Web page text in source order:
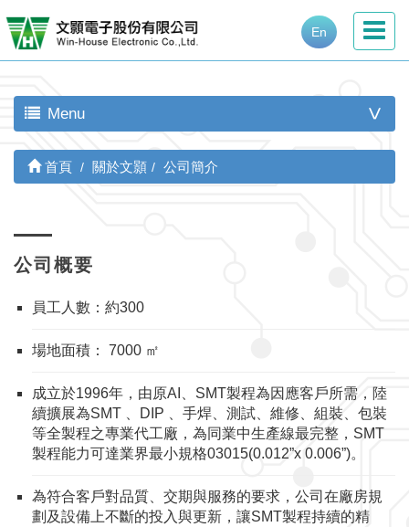
En
Menu >
首頁 關於文顥 公司簡介
公司概要
員工人數：約300
場地面積： 7000 ㎡
成立於1996年，由原AI、SMT製程為因應客戶所需，陸
續擴展為SMT 、DIP 、手焊、測試、維修、組裝、包裝
等全製程之專業代工廠，為同業中生產線最完整，SMT
製程能力可達業界最小規格03015(0.012”x 0.006”)。
為符合客戶對品質、交期與服務的要求，公司在廠房規
劃及設備上不斷的投入與更新，讓SMT製程持續的精